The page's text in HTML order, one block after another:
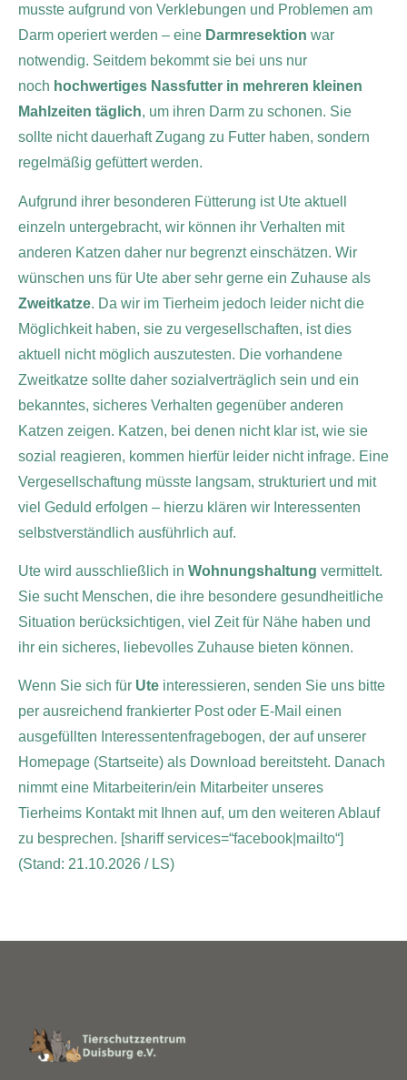
musste aufgrund von Verklebungen und Problemen am
Darm operiert werden – eine Darmresektion war
notwendig. Seitdem bekommt sie bei uns nur
noch hochwertiges Nassfutter in mehreren kleinen
Mahlzeiten täglich, um ihren Darm zu schonen. Sie
sollte nicht dauerhaft Zugang zu Futter haben, sondern
regelmäßig gefüttert werden.
Aufgrund ihrer besonderen Fütterung ist Ute aktuell
einzeln untergebracht, wir können ihr Verhalten mit
anderen Katzen daher nur begrenzt einschätzen. Wir
wünschen uns für Ute aber sehr gerne ein Zuhause als
Zweitkatze. Da wir im Tierheim jedoch leider nicht die
Möglichkeit haben, sie zu vergesellschaften, ist dies
aktuell nicht möglich auszutesten. Die vorhandene
Zweitkatze sollte daher sozialverträglich sein und ein
bekanntes, sicheres Verhalten gegenüber anderen
Katzen zeigen. Katzen, bei denen nicht klar ist, wie sie
sozial reagieren, kommen hierfür leider nicht infrage. Eine
Vergesellschaftung müsste langsam, strukturiert und mit
viel Geduld erfolgen – hierzu klären wir Interessenten
selbstverständlich ausführlich auf.
Ute wird ausschließlich in Wohnungshaltung vermittelt.
Sie sucht Menschen, die ihre besondere gesundheitliche
Situation berücksichtigen, viel Zeit für Nähe haben und
ihr ein sicheres, liebevolles Zuhause bieten können.
Wenn Sie sich für Ute interessieren, senden Sie uns bitte
per ausreichend frankierter Post oder E-Mail einen
ausgefüllten Interessentenfragebogen, der auf unserer
Homepage (Startseite) als Download bereitsteht. Danach
nimmt eine Mitarbeiterin/ein Mitarbeiter unseres
Tierheims Kontakt mit Ihnen auf, um den weiteren Ablauf
zu besprechen. [shariff services=“facebook|mailto“]
(Stand: 21.10.2026 / LS)